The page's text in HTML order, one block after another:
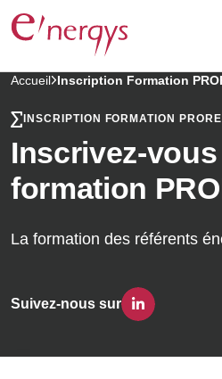
Accueil Inscription Formation
INSCRIPTION FORMATION
Inscrivez-
formation
La formation des référents
Suivez-nous sur